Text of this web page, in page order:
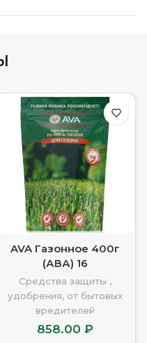
AVA Газонное 400г
(АВА) 16
Средства защиты ,
удобрения, от бытовых
вредителей
858.00 ₽